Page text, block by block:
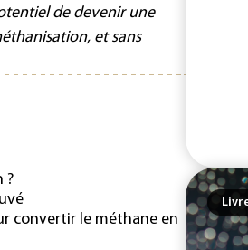
de devenir une
et sans
?
convertir le méthane en